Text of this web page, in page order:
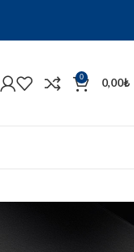
0 0,00₺